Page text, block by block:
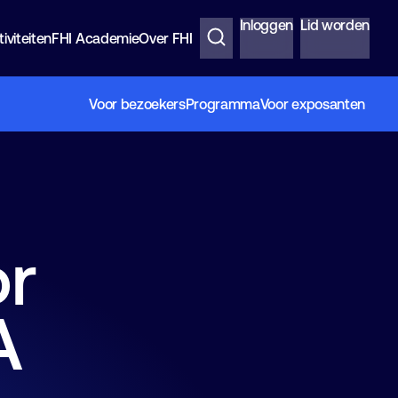
FHI AcademieOver FHI
Inloggen Lid worden
Voor bezoekersProgrammaVoor exposanten